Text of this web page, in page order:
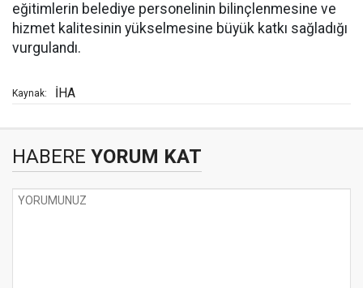
eğitimlerin belediye personelinin bilinçlenmesine ve
hizmet kalitesinin yükselmesine büyük katkı sağladığı
vurgulandı.
Kaynak: İHA
HABERE YORUM KAT